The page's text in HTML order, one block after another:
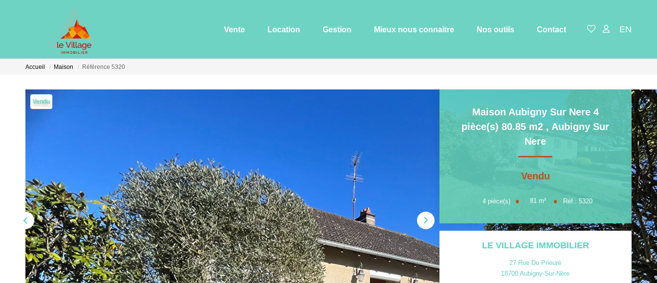
Vente Location Gestion Mieux nous connaitre Nos outils Contact EN
Accueil Maison Référence 5320
Vendu
Maison Aubigny Sur Nere 4
pièce(s) 80.85 m2 , Aubigny Sur
Nere
Vendu
4 pièce(s) 81 m² Réf : 5320
LE VILLAGE IMMOBILIER
27 Rue Du Prieuré
18700Aubigny-Sur-Nère